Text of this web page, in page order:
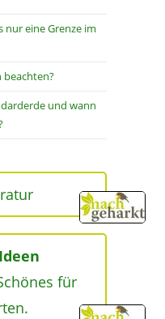
nur eine Grenze im
beachten?
und wann
für